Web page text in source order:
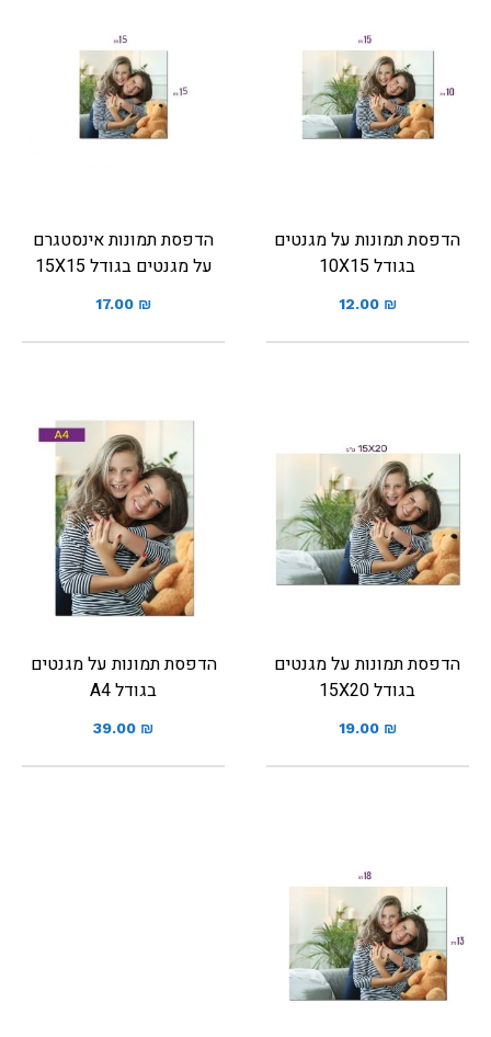
הדפסת תמונות על מגנטים
בגודל 10X15
12.00 ₪
הדפסת תמונות אינסטגרם
על מגנטים בגודל 15X15
17.00 ₪
הדפסת תמונות על מגנטים
בגודל 15X20
19.00 ₪
הדפסת תמונות על מגנטים
בגודל A4
39.00 ₪